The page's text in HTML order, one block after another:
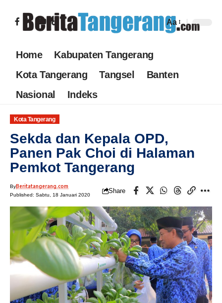
Aa
Home
Kabupaten Tangerang
Kota Tangerang
Tangsel
Banten
Nasional
Indeks
Kota Tangerang
Sekda dan Kepala OPD,
Panen Pak Choi di Halaman
Pemkot Tangerang
ByBeritatangerang.com
Published: Sabtu, 18 Januari 2020
Share